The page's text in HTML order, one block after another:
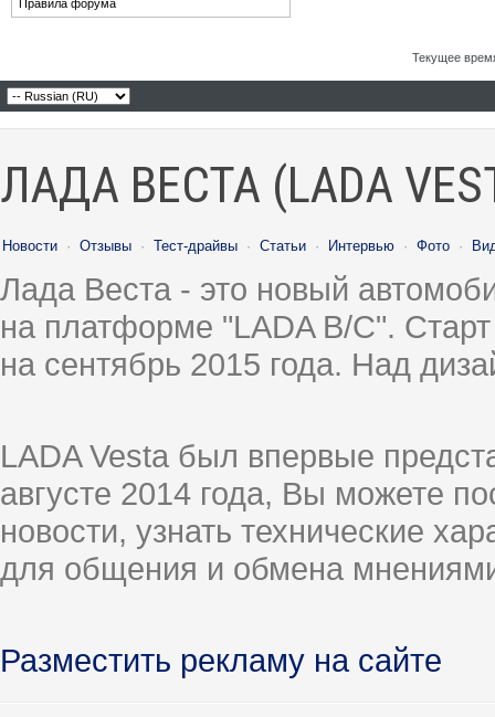
Правила форума
Текущее
ЛАДА ВЕСТА (LADA
Новости · Отзывы · Тест-драйвы · Статьи · Интервью · Фото ·
Лада Веста - это новый
на платформе "LADA B/C".
на сентябрь 2015 года. Над
LADA Vesta был впервые
августе 2014 года, Вы можете
новости, узнать технические
для общения и обмена
Разместить рекламу на сайте